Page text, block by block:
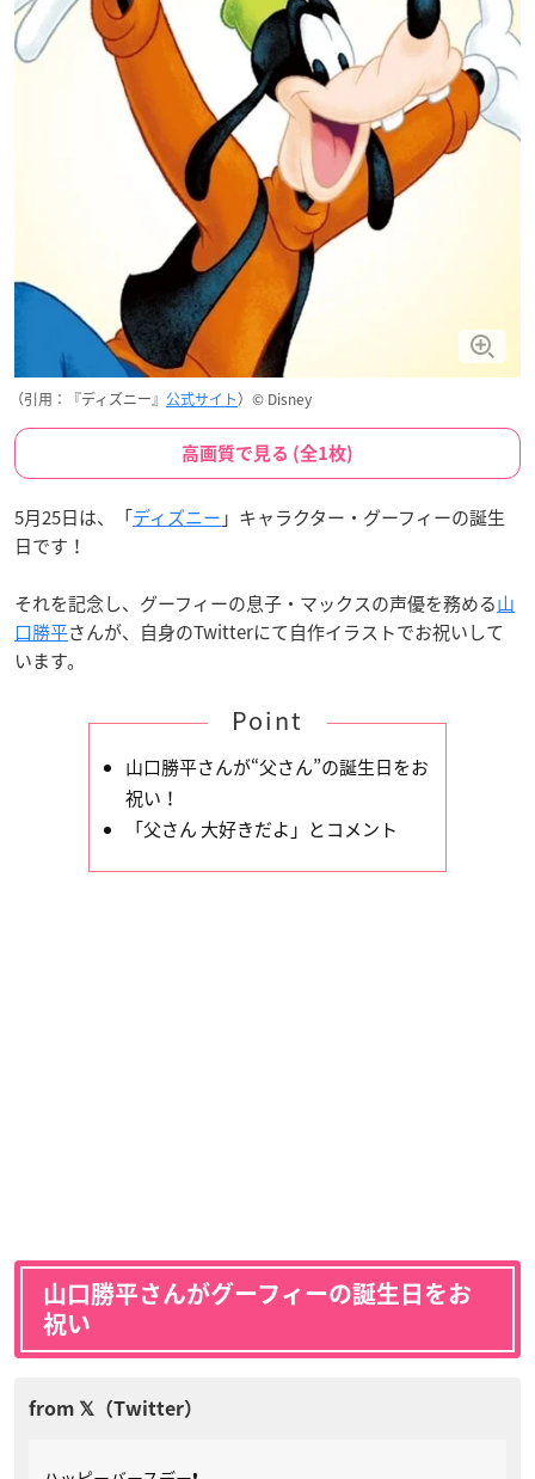
（引用：『ディズニー』 公式サイト）© Disney
高画質で見る (全1枚)
5月25日は、「ディズニー 」キャラクター・グーフィーの誕生
日です！
それを記念し、グーフィーの息子・マックスの声優を務める山
口勝平さんが、自身のTwitterにて自作イラストでお祝いして
います。
Point
山口勝平さんが“父さん”の誕生日をお
祝い！
「父さん 大好きだよ」とコメント
山口勝平さんがグーフィーの誕生日をお
祝い